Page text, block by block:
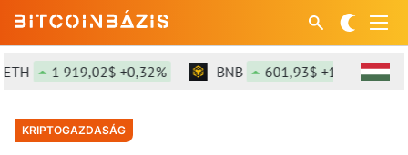
1 919,02$ +0,32% BNB 601,93$ +1,65%
KRIPTOGAZDASÁG